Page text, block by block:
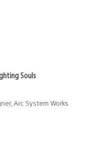
Souls
Arc System Works